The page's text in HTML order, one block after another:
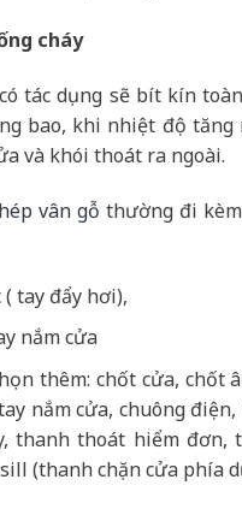
cháy
tác dụng sẽ bít kín
bao, khi nhiệt độ tăng
và khói thoát ra ngoài.
vân gỗ thường đi
tay đẩy hơi),
nắm cửa
thêm: chốt cửa, chốt
nắm cửa, chuông
thanh thoát hiểm đơn,
(thanh chặn cửa phía